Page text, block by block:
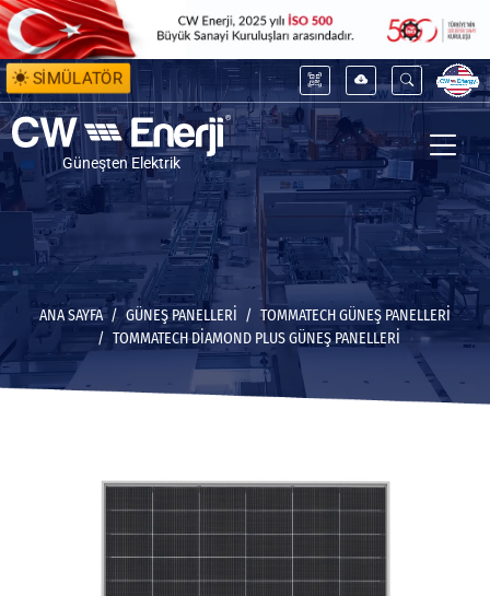
SİMÜLATÖR
Güneşten Elektrik
ANA SAYFA GÜNEŞ PANELLERİ
TOMMATECH GÜNEŞ PANELLERI
TOMMATECH DIAMOND PLUS GÜNEŞ PANELLERI